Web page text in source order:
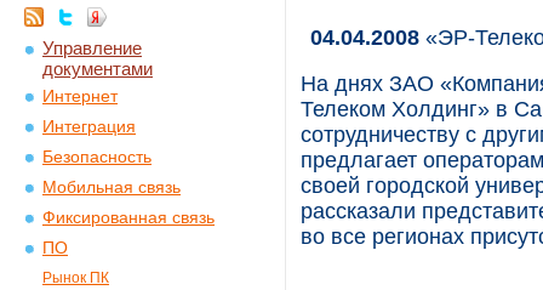
Управление
документами
Интернет
Интеграция
Безопасность
Мобильная связь
Фиксированная связь
ПО
Рынок ПК
04.04.2008 «ЭР-
На днях ЗАО
Телеком Холдинг» в
сотрудничеству с
предлагает
своей городской
рассказали
во все регионах